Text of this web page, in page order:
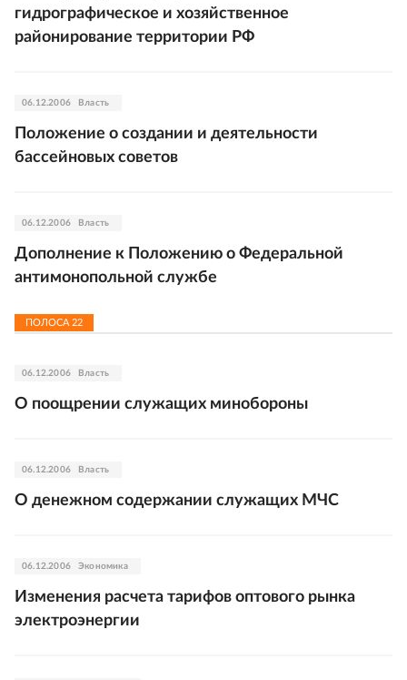
гидрографическое и хозяйственное
районирование территории РФ
06.12.2006 Власть
Положение о создании и деятельности
бассейновых советов
06.12.2006 Власть
Дополнение к Положению о Федеральной
антимонопольной службе
ПОЛОСА 22
06.12.2006 Власть
О поощрении служащих минобороны
06.12.2006 Власть
О денежном содержании служащих МЧС
06.12.2006 Экономика
Изменения расчета тарифов оптового рынка
электроэнергии